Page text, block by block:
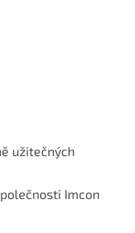
užitečných
Imcon